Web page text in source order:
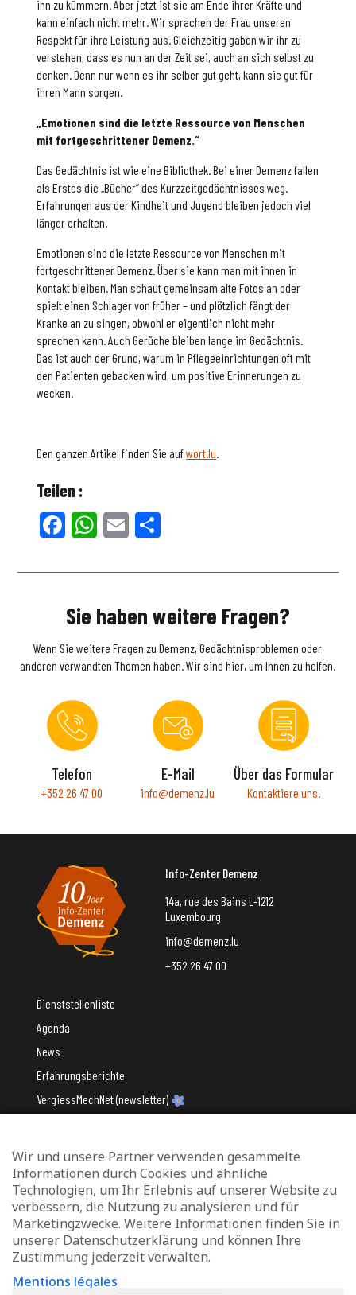
ihn zu kümmern. Aber jetzt ist sie am Ende ihrer Kräfte und
kann einfach nicht mehr. Wir sprachen der Frau unseren
Respekt für ihre Leistung aus. Gleichzeitig gaben wir ihr zu
verstehen, dass es nun an der Zeit sei, auch an sich selbst zu
denken. Denn nur wenn es ihr selber gut geht, kann sie gut für
ihren Mann sorgen.
„Emotionen sind die letzte Ressource von Menschen
mit fortgeschrittener Demenz.“
Das Gedächtnis ist wie eine Bibliothek. Bei einer Demenz fallen
als Erstes die „Bücher“ des Kurzzeitgedächtnisses weg.
Erfahrungen aus der Kindheit und Jugend bleiben jedoch viel
länger erhalten.
Emotionen sind die letzte Ressource von Menschen mit
fortgeschrittener Demenz. Über sie kann man mit ihnen in
Kontakt bleiben. Man schaut gemeinsam alte Fotos an oder
spielt einen Schlager von früher – und plötzlich fängt der
Kranke an zu singen, obwohl er eigentlich nicht mehr
sprechen kann. Auch Gerüche bleiben lange im Gedächtnis.
Das ist auch der Grund, warum in Pflegeeinrichtungen oft mit
den Patienten gebacken wird, um positive Erinnerungen zu
wecken.
Den ganzen Artikel finden Sie aufwort.lu.
Teilen :
Facebook
WhatsApp
Email
Sie haben weitere Fragen?
Wenn Sie weitere Fragen zu Demenz, Gedächtnisproblemen oder
anderen verwandten Themen haben. Wir sind hier, um Ihnen zu helfen.
Telefon
+352 26 47 00
E-Mail
info@demenz.lu
Über das Formular
Kontaktiere uns!
Info-Zenter Demenz
14a, rue des Bains L-1212
Luxembourg
info@demenz.lu
+352 26 47 00
Dienststellenliste
Agenda
News
Erfahrungsberichte
VergiessMechNet (newsletter)
Mit Unterstützung des
Datenschutz und Verwaltung von Cookies
Rechtliche Hinweise
Wir und unsere Partner verwenden gesammelte
Informationen durch Cookies und ähnliche
Technologien, um Ihr Erlebnis auf unserer Website zu
verbessern, die Nutzung zu analysieren und für
Marketingzwecke. Weitere Informationen finden Sie in
unserer Datenschutzerklärung und können Ihre
Zustimmung jederzeit verwalten.
Mentions légales